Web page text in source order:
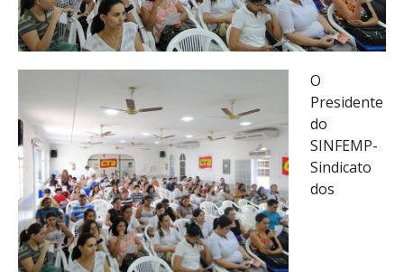
O
Presidente
do
SINFEMP-
Sindicato
dos